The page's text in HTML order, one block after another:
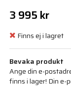
3 995 kr
Finns ej i lagret
Bevaka produkt
Ange din e-
finns i lager! Din e-